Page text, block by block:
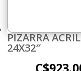
PIZARRA
24X32″